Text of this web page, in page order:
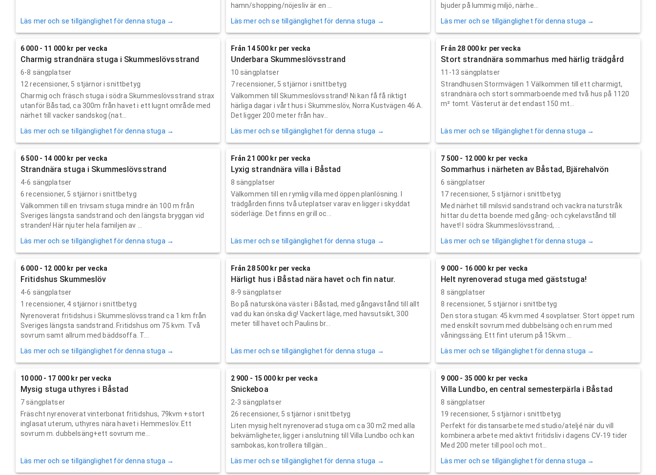
Läs mer och se tillgänglighet för denna stuga →
hamn/shopping/nöjesliv är en ...
Läs mer och se tillgänglighet för denna stuga →
bjuder på lummig miljö, närhe...
Läs mer och se tillgänglighet för denna stuga →
6 000 - 11 000 kr per vecka
Charmig strandnära stuga i Skummeslövsstrand
6-8 sängplatser
12 recensioner, 5 stjärnor i snittbetyg
Charmig och fräsch stuga i södra Skummeslövsstrand strax
utanför Båstad, ca 300m från havet i ett lugnt område med
närhet till vacker sandskog (nat...
Läs mer och se tillgänglighet för denna stuga →
Från 14 500 kr per vecka
Underbara Skummeslövsstrand
10 sängplatser
7recensioner, 5 stjärnor i snittbetyg
Välkommen till Skummeslövsstrand! Ni kan få få riktigt
härliga dagar i vårt hus i Skummeslöv, Norra Kustvägen 46 A.
Det ligger 200 meter från hav...
Läs mer och se tillgänglighet för denna stuga →
Från 28 000 kr per vecka
Stort strandnära sommarhus med härlig trädgård
11-13 sängplatser
Strandhusen Stormvägen 1 Välkommen till ett charmigt,
strandnära och stort sommarboende med två hus på 1120
m² tomt. Västerut är det endast 150 mt...
Läs mer och se tillgänglighet för denna stuga →
6 500 - 14 000 kr per vecka
Strandnära stuga i Skummeslövsstrand
4-6 sängplatser
6 recensioner, 5 stjärnor i snittbetyg
Välkommen till en trivsam stuga mindre än 100 m från
Sveriges längsta sandstrand och den längsta bryggan vid
stranden! Här njuter hela familjen av ...
Läs mer och se tillgänglighet för denna stuga →
Från 21 000 kr per vecka
Lyxig strandnära villa i Båstad
8 sängplatser
Välkommen till en rymlig villa med öppen planlösning. I
trädgården finns två uteplatser varav en ligger i skyddat
söderläge. Det finns en grill oc...
Läs mer och se tillgänglighet för denna stuga →
7 500 - 12 000 kr per vecka
Sommarhus i närheten av Båstad, Bjärehalvön
6 sängplatser
17 recensioner, 5 stjärnor i snittbetyg
Med närhet till milsvid sandstrand och vackra naturstråk
hittar du detta boende med gång- och cykelavstånd till
havet! I södra Skummeslövsstrand, ...
Läs mer och se tillgänglighet för denna stuga →
6 000 - 12 000 kr per vecka
Fritidshus Skummeslöv
4-6 sängplatser
1 recensioner, 4 stjärnor i snittbetyg
Nyrenoverat fritidshus i Skummeslövsstrand ca 1 km från
Sveriges längsta sandstrand. Fritidshus om 75 kvm. Två
sovrum samt allrum med bäddsoffa. T...
Läs mer och se tillgänglighet för denna stuga →
Från 28 500 kr per vecka
Härligt hus i Båstad nära havet och fin natur.
8-9 sängplatser
Bo på natursköna väster i Båstad, med gångavstånd till allt
vad du kan önska dig! Vackert läge, med havsutsikt, 300
meter till havet och Paulins br...
Läs mer och se tillgänglighet för denna stuga →
9 000 - 16 000 kr per vecka
Helt nyrenoverad stuga med gäststuga!
8 sängplatser
8 recensioner, 5 stjärnor i snittbetyg
Den stora stugan: 45 kvm med 4 sovplatser. Stort öppet rum
med enskilt sovrum med dubbelsäng och en rum med
våningssäng. Ett fint uterum på 15kvm ...
Läs mer och se tillgänglighet för denna stuga →
10 000 - 17 000 kr per vecka
Mysig stuga uthyres i Båstad
7 sängplatser
Fräscht nyrenoverat vinterbonat fritidshus, 79kvm +stort
inglasat uterum, uthyres nära havet i Hemmeslöv. Ett
sovrum m. dubbelsäng+ett sovrum me...
Läs mer och se tillgänglighet för denna stuga →
2 900 - 15 000 kr per vecka
Snickeboa
2-3 sängplatser
26 recensioner, 5 stjärnor i snittbetyg
Liten mysig helt nyrenoverad stuga om ca 30 m2 med alla
bekvämligheter, ligger i anslutning till Villa Lundbo och kan
sambokas, kontrollera tillgän...
Läs mer och se tillgänglighet för denna stuga →
9 000 - 35 000 kr per vecka
Villa Lundbo, en central semesterpärla i Båstad
8 sängplatser
19 recensioner, 5 stjärnor i snittbetyg
Perfekt för distansarbete med studio/ateljé när du vill
kombinera arbete med aktivt fritidsliv i dagens CV-19 tider
Med 200 meter till pool och mot...
Läs mer och se tillgänglighet för denna stuga →